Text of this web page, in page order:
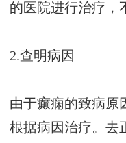
的医院进行治疗，
2.查明病因
由于癫痫的致病原
根据病因治疗。去